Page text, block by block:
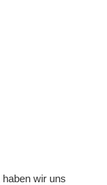
wir uns